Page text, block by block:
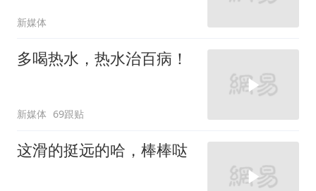
新媒体
多喝热水，热水治百病！
新媒体 69跟贴
这滑的挺远的哈，棒棒哒